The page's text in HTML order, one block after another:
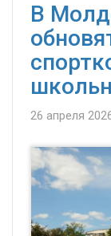
В
26 апреля